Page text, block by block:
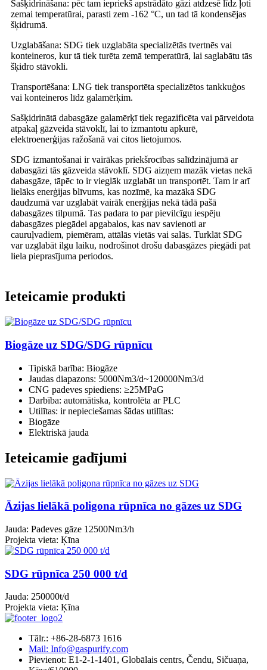
Sašķidrināšana: pēc tam iepriekš apstrādāto gāzi atdzesē līdz ļoti
zemai temperatūrai, parasti zem -162 °C, un tad tā kondensējas
šķidrumā.
Uzglabāšana: SDG tiek uzglabāta specializētās tvertnēs vai
konteineros, kur tā tiek turēta zemā temperatūrā, lai saglabātu tās
šķidro stāvokli.
Transportēšana: LNG tiek transportēta specializētos tankkuģos
vai konteineros līdz galamērķim.
Sašķidrinātā dabasgāze galamērķī tiek regazificēta vai pārveidota
atpakaļ gāzveida stāvoklī, lai to izmantotu apkurē,
elektroenerģijas ražošanā vai citos lietojumos.
SDG izmantošanai ir vairākas priekšrocības salīdzinājumā ar
dabasgāzi tās gāzveida stāvoklī. SDG aizņem mazāk vietas nekā
dabasgāze, tāpēc to ir vieglāk uzglabāt un transportēt. Tam ir arī
lielāks enerģijas blīvums, kas nozīmē, ka mazākā SDG
daudzumā var uzglabāt vairāk enerģijas nekā tādā pašā
dabasgāzes tilpumā. Tas padara to par pievilcīgu iespēju
dabasgāzes piegādei apgabalos, kas nav savienoti ar
cauruļvadiem, piemēram, attālās vietās vai salās. Turklāt SDG
var uzglabāt ilgu laiku, nodrošinot drošu dabasgāzes piegādi pat
liela pieprasījuma periodos.
Ieteicamie produkti
Biogāze uz SDG/SDG rūpnīcu
Tipiskā barība: Biogāze
Jaudas diapazons: 5000Nm3/d~120000Nm3/d
CNG padeves spiediens: ≥25MPaG
Darbība: automātiska, kontrolēta ar PLC
Utilītas: ir nepieciešamas šādas utilītas:
Biogāze
Elektriskā jauda
Ieteicamie gadījumi
Āzijas lielākā poligona rūpnīca no gāzes uz SDG
Jauda: Padeves gāze 12500Nm3/h
Projekta vieta: Ķīna
SDG rūpnīca 250 000 t/d
Jauda: 250000t/d
Projekta vieta: Ķīna
Tālr.: +86-28-6873 1616
Mail: Info@gaspurify.com
Pievienot: E1-2-1-1401, Globālais centrs, Čendu, Sičuaņa,